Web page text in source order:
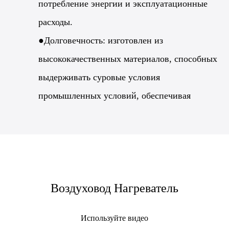
потребление энергии и эксплуатационные
расходы.
●Долговечность: изготовлен из
высококачественных материалов, способных
выдерживать суровые условия
промышленных условий, обеспечивая
предотвращающей утечки и гарантирующей
●Простота установки и обслуживания:
Воздуховод Нагреватель
Используйте видео